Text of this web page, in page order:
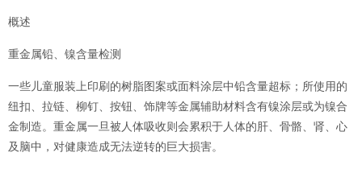
概述
重金属铅、镍含量检测
一些儿童服装上印刷的树脂图案或面料涂层中铅含量超标；所使用的
纽扣、拉链、柳钉、按钮、饰牌等金属辅助材料含有镍涂层或为镍合
金制造。重金属一旦被人体吸收则会累积于人体的肝、骨骼、肾、心
及脑中，对健康造成无法逆转的巨大损害。